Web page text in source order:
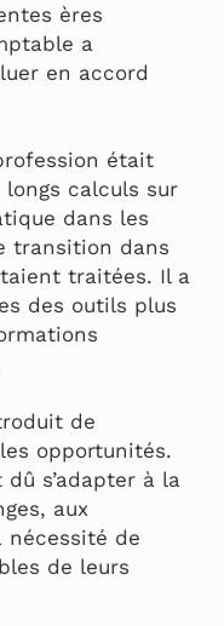
ères
a
en accord
était
calculs sur
dans les
transition dans
traitées. Il a
des outils plus
de
opportunités.
s’adapter à la
aux
de
de leurs